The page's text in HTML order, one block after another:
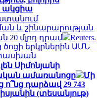
ակցիա
և շինարարության
20 մլրդ դրամ
Reuters.
երկրներին ԱՄՆ
Սիմոնյանի
ամառանոցը
Մի
ո՞նց դարձավ 29 743
(տեսանյութ)